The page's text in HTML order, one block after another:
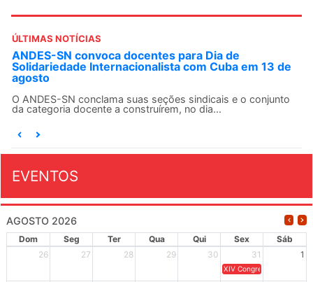
ÚLTIMAS NOTÍCIAS
ANDES-SN convoca docentes para Dia de
Solidariedade Internacionalista com Cuba em 13 de
agosto
O ANDES-SN conclama suas seções sindicais e o conjunto
da categoria docente a construírem, no dia...
EVENTOS
AGOSTO 2026
Dom Seg Ter Qua Qui Sex
Sáb
26
27 28 29 30 31 1
XIV Congresso Brasileiro